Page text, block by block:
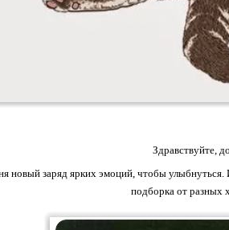
Здравствуйте,
новый заряд ярких эмоций, чтобы
подборка от разных